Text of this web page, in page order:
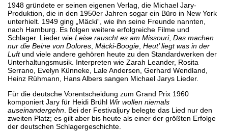
1948 gründete er seinen eigenen Verlag, die Michael Jary-
Produktion, die in den 1950er Jahren sogar ein Büro in New York
unterhielt. 1949 ging „Mäcki“, wie ihn seine Freunde nannten,
nach Hamburg. Es folgen weitere erfolgreiche Filme und
Schlager. Lieder wie Leise rauscht es am Missouri, Das machen
nur die Beine von Dolores Mäcki-Boogie Heut’ liegt was in der
Luftund viele andere gehören heute zu den Standardwerken der
Unterhaltungsmusik. Interpreten wie Zarah Leander, Rosita
Serrano, Evelyn Künneke, Lale Andersen, Gerhard Wendland,
Heinz Rühmann, Hans Albers sangen Michael Jarys Lieder.
Für die deutsche Vorentscheidung zum Grand Prix 1960
komponiert Jary für Heidi Brühl Wir wollen niemals
auseinandergehn . Bei der Festivaljury belegte das Lied nur den
zweiten Platz; es gilt aber bis heute als einer der größten Erfolge
der deutschen Schlagergeschichte.